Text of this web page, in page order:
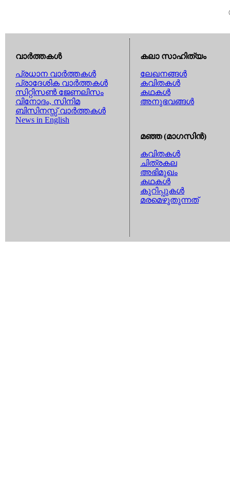
വാര്‍ത്തകള്‍
പ്രധാന വാര്‍ത്തകള്‍
പ്രാദേശിക വാര്‍ത്തകള്‍
സിറ്റിസണ്‍ ജേണലിസം
വിനോദം, സിനിമ
ബിസിനസ്സ് വാര്‍ത്തകള്‍
News in English
കലാ സാഹിത്യം
ലേഖനങ്ങള്‍
കവിതകള്‍
കഥകള്‍
അനുഭവങ്ങള്‍
മഞ്ഞ (മാഗസിന്‍)
കവിതകള്‍
ചിത്രകല
അഭിമുഖം
കഥകള്‍
കുറിപ്പുകള്‍
മരമെഴുതുന്നത്